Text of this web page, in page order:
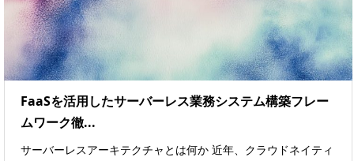
FaaSを活用したサーバーレス業務システム構築フレー
ムワーク徹...
サーバーレスアーキテクチャとは何か 近年、クラウドネイティ